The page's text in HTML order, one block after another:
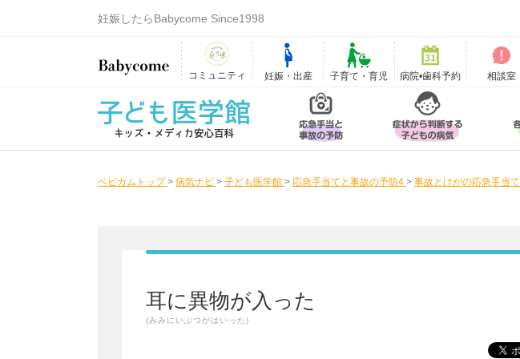
妊娠したらBabycome Since1998
コミュニティ 妊娠・出産 子育て・育児 病院•歯科予約 相談室
ベビカムトップ > 病気ナビ > 子ども医学館 > 応急手当てと事故の予防4 > 事故とけがの応急手当て
耳に異物が入った
(みみにいぶつがはいった)